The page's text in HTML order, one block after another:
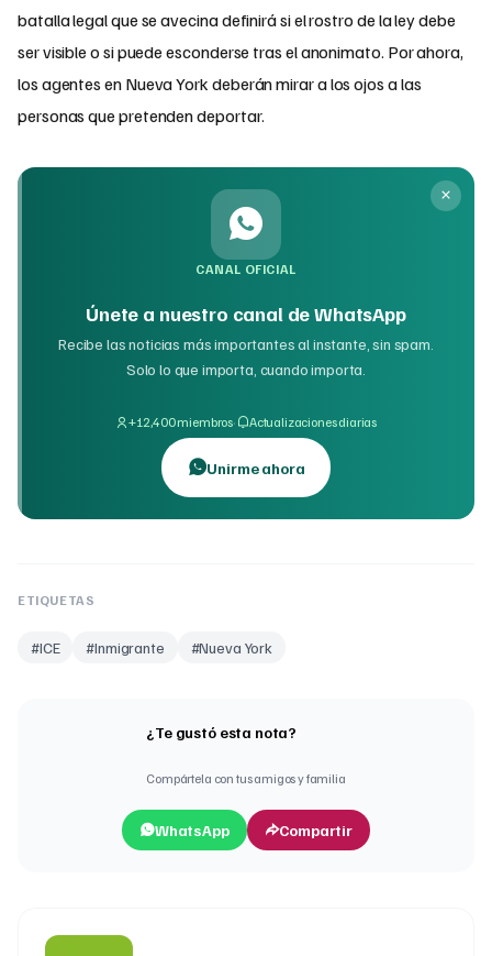
batalla legal que se avecina definirá si el rostro de la ley debe
ser visible o si puede esconderse tras el anonimato. Por ahora,
los agentes en Nueva York deberán mirar a los ojos a las
personas que pretenden deportar.
CANAL OFICIAL
Únete a nuestro canal de WhatsApp
Recibe las noticias más importantes al instante, sin spam.
Solo lo que importa, cuando importa.
+12,400 miembros· Actualizaciones diarias
Unirme ahora
ETIQUETAS
#ICE #Inmigrante #Nueva York
¿Te gustó esta nota?
Compártela con tus amigos y familia
WhatsApp Compartir